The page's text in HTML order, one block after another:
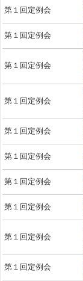
第１回定例会
第１回定例会
第１回定例会
第１回定例会
第１回定例会
第１回定例会
第１回定例会
第１回定例会
第１回定例会
第１回定例会